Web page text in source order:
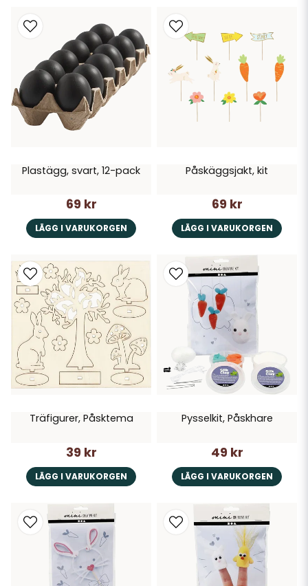
Plastägg, svart, 12-pack
69 kr
LÄGG I VARUKORGEN
Påskäggsjakt, kit
69 kr
LÄGG I VARUKORGEN
Träfigurer, Påsktema
39 kr
LÄGG I VARUKORGEN
Pysselkit, Påskhare
49 kr
LÄGG I VARUKORGEN